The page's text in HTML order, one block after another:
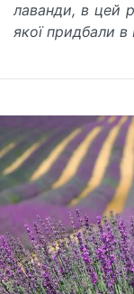
лаванди, в цей
якої придбали в